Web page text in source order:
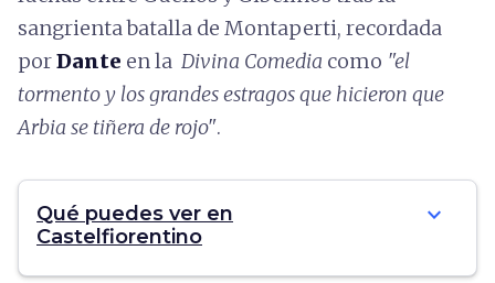
sangrienta batalla de Montaperti, recordada
porDante en la Divina Comedia como "el
tormento y los grandes estragos que hicieron que
Arbia se tiñera de rojo".
Qué puedes ver en
Castelfiorentino
expand_more